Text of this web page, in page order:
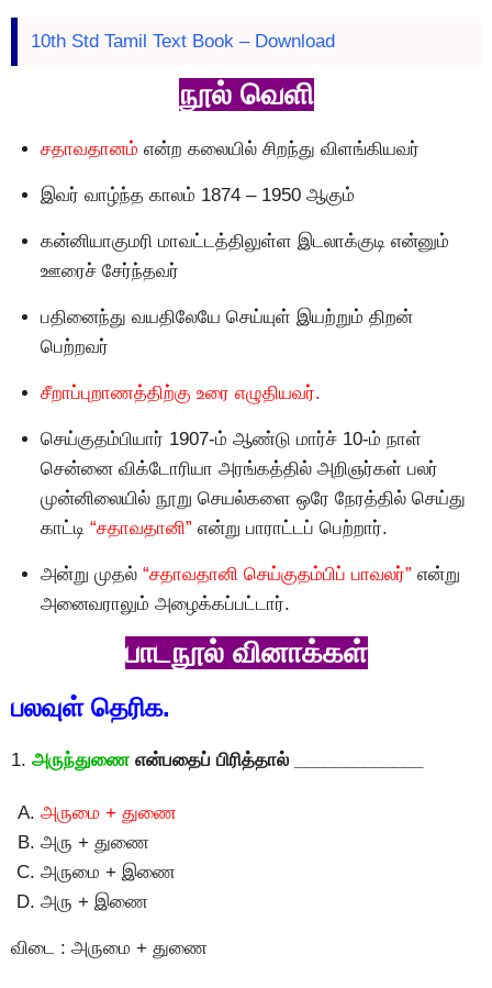
10th Std Tamil Text Book – Download
நூல் வெளி
சதாவதானம் என்ற கலையில் சிறந்து விளங்கியவர்
இவர் வாழ்ந்த காலம் 1874 – 1950 ஆகும்
கன்னியாகுமரி மாவட்டத்திலுள்ள இடலாக்குடி என்னும்
ஊரைச் சேர்ந்தவர்
பதினைந்து வயதிலேயே செய்யுள் இயற்றும் திறன்
பெற்றவர்
சீறாப்புறாணத்திற்கு உரை எழுதியவர்.
செய்குதம்பியார் 1907-ம் ஆண்டு மார்ச் 10-ம் நாள்
சென்னை விக்டோரியா அரங்கத்தில் அறிஞர்கள் பலர்
முன்னிலையில் நூறு செயல்களை ஒரே நேரத்தில் செய்து
காட்டி “சதாவதானி” என்று பாராட்டப் பெற்றார்.
அன்று முதல் “சதாவதானி செய்குதம்பிப் பாவலர்” என்று
அனைவராலும் அழைக்கப்பட்டார்.
பாடநூல் வினாக்கள்
பலவுள் தெரிக.
1. அருந்துணைஎன்பதைப் பிரித்தால் _____________
அருமை + துணை
அரு + துணை
அருமை + இணை
அரு + இணை
விடை : அருமை + துணை